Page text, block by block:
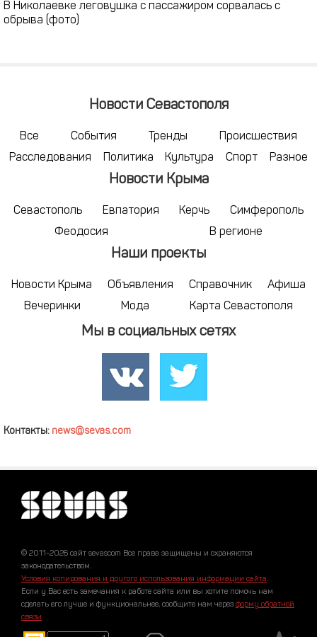
В Николаевке леговушка с пассажиром сорвалась с
обрыва (фото)
Новости Севастополя
Все События Тренды
Происшествия
Расследования
Политика Культура Спорт Разное
Новости Крыма
Севастополь Евпатория Керчь
Симферополь
Феодосия
В регионе
Наши проекты
Новости Крыма Объявления Справочник
Афиша
Вечеринки
Мода Карта Севастополя
Мы в социальных сетях
Контакты: news@sevas.com
© 2011-2026 сайт sevascom Все права защищены и охраняются
законодательством.
Условия копирования и другого использования информации сайта.
Если у Вас есть замечания к работе сайта или вы хотите помочь нам
сделать его лучше и функциональнее, сообщите нам через форму обратной
связи